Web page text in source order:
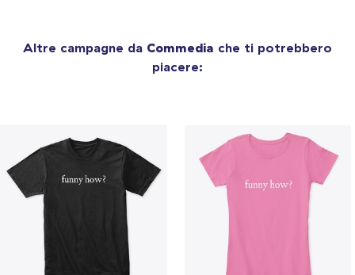
Altre campagne da Commedia che ti potrebbero
piacere: